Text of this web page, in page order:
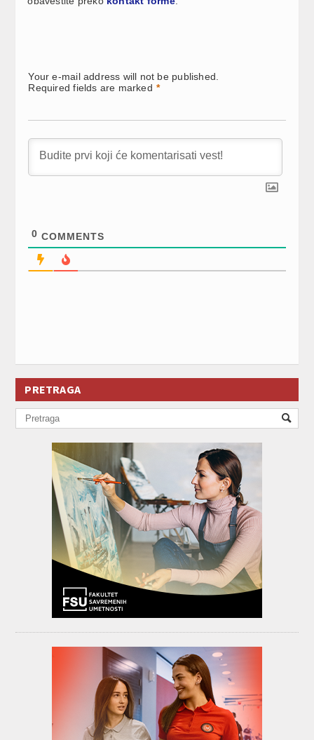
Your e-mail address will not be published.
Required fields are marked *
0 COMMENTS
PRETRAGA